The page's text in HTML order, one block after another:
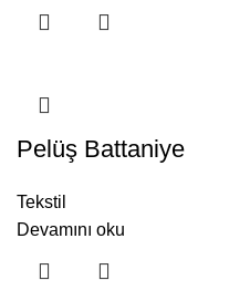
Pelüş Battaniye
Tekstil
Devamını oku